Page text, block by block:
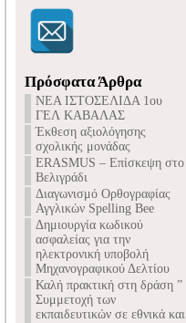
Πρόσφατα Άρθρα
NEA ΙΣΤΟΣΕΛΙΔΑ 1ου
ΓΕΛ ΚΑΒΑΛΑΣ
Έκθεση αξιολόγησης
σχολικής μονάδας
ERASMUS – Επίσκεψη στο
Βελιγράδι
Διαγωνισμό Ορθογραφίας
Αγγλικών Spelling Bee
Δημιουργία κωδικού
ασφαλείας για την
ηλεκτρονική υποβολή
Μηχανογραφικού Δελτίου
Καλή πρακτική στη δράση ”
Συμμετοχή των
εκπαιδευτικών σε εθνικά και